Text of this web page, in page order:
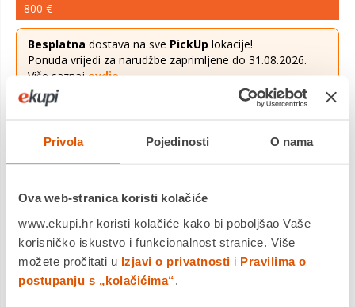
Privola Pojedinosti O nama
Ova web-stranica koristi kolačiće
www.ekupi.hr koristi kolačiće kako bi poboljšao Vaše
korisničko iskustvo i funkcionalnost stranice. Više
možete pročitati u Izjavi o privatnosti i Pravilima o
postupanju s „kolačićima“
800 €
Besplatna dostava na sve PickUp lokacije!
Ponuda vrijedi za narudžbe zaprimljene do 31.08.2026.
Više saznajovdje.
Cijena 4,91 €
Platite gotovinom pri preuzimanju, Internet bankarstvom, karticama
jednokratno i na rate
Povrat robe moguć unutar 14 dana